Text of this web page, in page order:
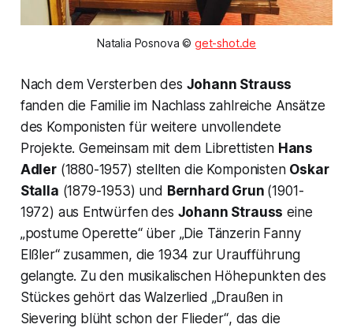
Natalia Posnova © get-shot.de
Nach dem Versterben des Johann Strauss
fanden die Familie im Nachlass zahlreiche Ansätze
des Komponisten für weitere unvollendete
Projekte. Gemeinsam mit dem Librettisten Hans
Adler(1880-1957) stellten die Komponisten Oskar
Stalla (1879-1953) und Bernhard Grun (1901-
1972) aus Entwürfen des Johann Strauss eine
„postume Operette“ über „Die Tänzerin Fanny
Elßler“ zusammen, die 1934 zur Uraufführung
gelangte. Zu den musikalischen Höhepunkten des
Stückes gehört das Walzerlied „Draußen in
Sievering blüht schon der Flieder“, das die